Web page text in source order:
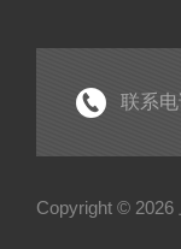
联系
Copyright ©